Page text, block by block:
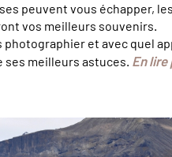
peuvent vous échapper, les
vos meilleurs souvenirs.
photographier et avec quel
ses meilleurs astuces. En lire
des jökulhlaup ©